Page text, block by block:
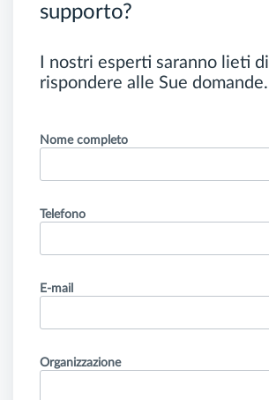
supporto?
I nostri esperti saranno lieti di
rispondere alle Sue domande.
Nome completo
Telefono
E-mail
Organizzazione